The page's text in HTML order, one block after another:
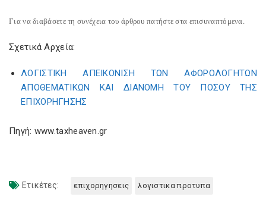
Για να διαβάσετε τη συνέχεια του άρθρου πατήστε στα επισυναπτόμενα.
Σχετικά Αρχεία:
ΛΟΓΙΣΤΙΚΗ ΑΠΕΙΚΟΝΙΣΗ ΤΩΝ ΑΦΟΡΟΛΟΓΗΤΩΝ
ΑΠΟΘΕΜΑΤΙΚΩΝ ΚΑΙ ΔΙΑΝΟΜΗ ΤΟΥ ΠΟΣΟΥ ΤΗΣ
ΕΠΙΧΟΡΗΓΗΣΗΣ
Πηγή: www.taxheaven.gr
Ετικέτες: επιχορηγησεις λογιστικα προτυπα